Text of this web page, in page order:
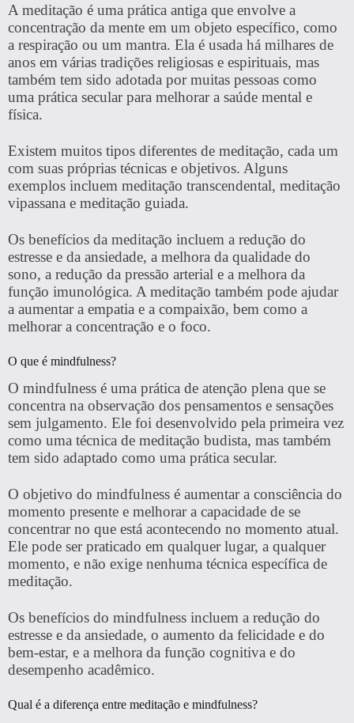
A meditação é uma prática antiga que envolve a
concentração da mente em um objeto específico, como
a respiração ou um mantra. Ela é usada há milhares de
anos em várias tradições religiosas e espirituais, mas
também tem sido adotada por muitas pessoas como
uma prática secular para melhorar a saúde mental e
física.
Existem muitos tipos diferentes de meditação, cada um
com suas próprias técnicas e objetivos. Alguns
exemplos incluem meditação transcendental, meditação
vipassana e meditação guiada.
Os benefícios da meditação incluem a redução do
estresse e da ansiedade, a melhora da qualidade do
sono, a redução da pressão arterial e a melhora da
função imunológica. A meditação também pode ajudar
a aumentar a empatia e a compaixão, bem como a
melhorar a concentração e o foco.
O que é mindfulness?
O mindfulness é uma prática de atenção plena que se
concentra na observação dos pensamentos e sensações
sem julgamento. Ele foi desenvolvido pela primeira vez
como uma técnica de meditação budista, mas também
tem sido adaptado como uma prática secular.
O objetivo do mindfulness é aumentar a consciência do
momento presente e melhorar a capacidade de se
concentrar no que está acontecendo no momento atual.
Ele pode ser praticado em qualquer lugar, a qualquer
momento, e não exige nenhuma técnica específica de
meditação.
Os benefícios do mindfulness incluem a redução do
estresse e da ansiedade, o aumento da felicidade e do
bem-estar, e a melhora da função cognitiva e do
desempenho acadêmico.
Qual é a diferença entre meditação e mindfulness?